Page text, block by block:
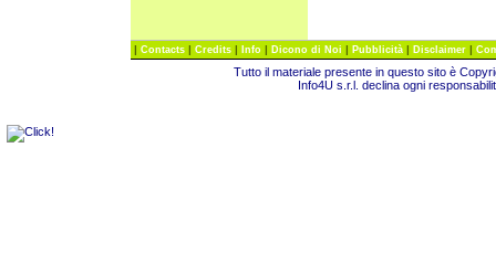
| Contacts | Credits | Info | Dicono di Noi | Pubblicità | Disclaimer |
Tutto il materiale presente in questo sito è
Info4U s.r.l. declina ogni